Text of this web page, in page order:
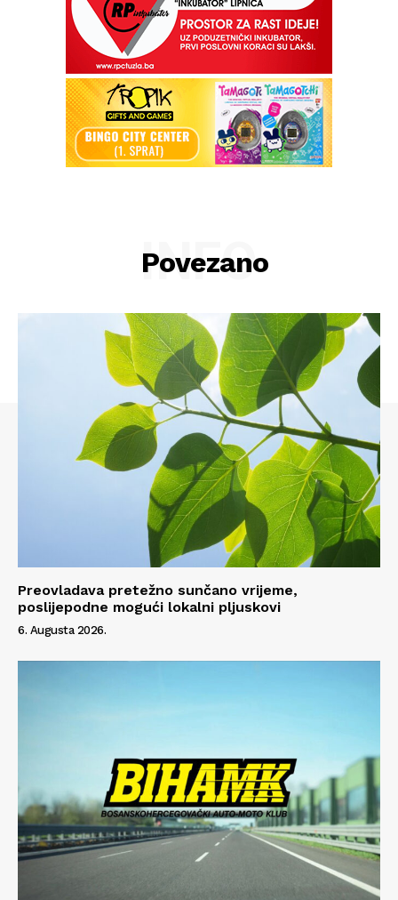
Povezano
INFO
Preovladava pretežno sunčano vrijeme,
poslijepodne mogući lokalni pljuskovi
6. Augusta 2026.